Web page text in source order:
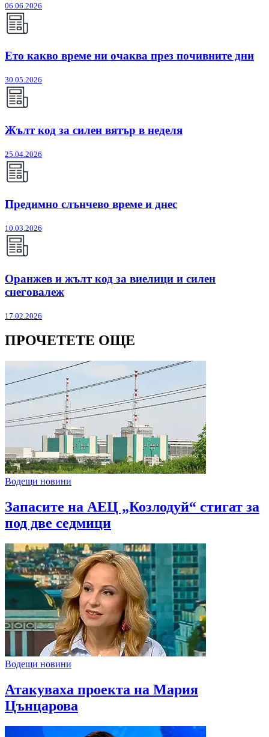
06.06.2026
Ето какво време ни очаква през почивните дни
30.05.2026
Жълт код за силен вятър в неделя
25.04.2026
Предимно слънчево време и днес
10.03.2026
Оранжев и жълт код за виелици и силен
снеговалеж
17.02.2026
ПРОЧЕТЕТЕ ОЩЕ
Водещи новини
Запасите на АЕЦ „Козлодуй“ стигат за
под две седмици
Водещи новини
Атакуваха проекта на Мария
Цънцарова